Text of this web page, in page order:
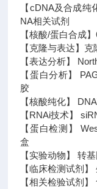
【cDNA及合成
NA相关试剂
【核酸/蛋白合成
【克隆与表达】
【表达分析】
【蛋白分析】
胶
【核酸纯化】
【RNAi技术】
【蛋白检测】
盒
【实验动物】 转
【临床检测试剂
【相关检验试剂